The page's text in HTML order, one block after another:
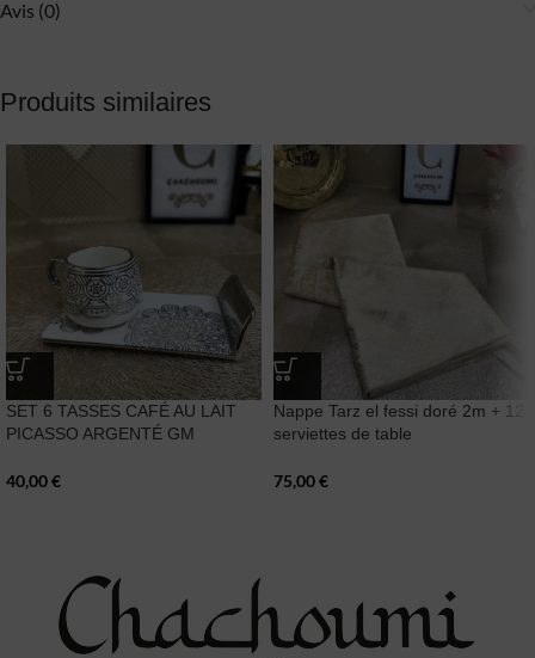
Avis (0)
Produits similaires
SET 6 TASSES CAFÉ AU LAIT
PICASSO ARGENTÉ GM
40,00€
Nappe Tarz el fessi doré 2m + 12
serviettes de table
75,00€